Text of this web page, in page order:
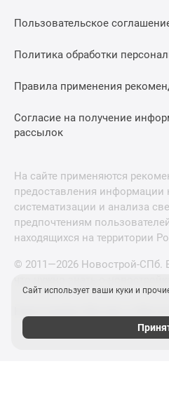
Пользовательское
Политика обработки
Правила применения
Согласие на получение
рассылок
На сайте применяются
предоставления информации
систематизации и анализа
предпочтениям
находящихся на территории
© 2011—2026 Новострой-СПб.
Сайт использует ваши куки и